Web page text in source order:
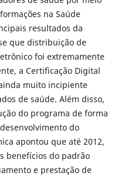
na Saúde
resultados da
que distribuição de
foi extremamente
a Certificação Digital
muito incipiente
de saúde. Além disso,
do programa de forma
do
apontou que até 2012,
benefícios do padrão
e prestação de